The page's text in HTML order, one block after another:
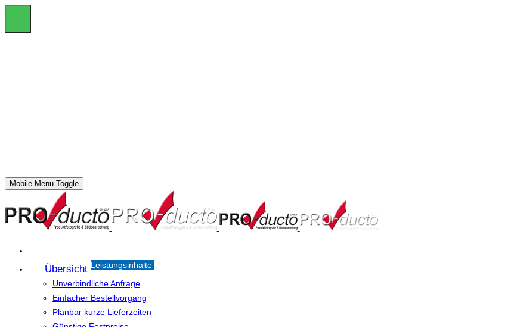
Mobile Menu Toggle
Übersicht Leistungsinhalte
Unverbindliche Anfrage
Einfacher Bestellvorgang
Planbar kurze Lieferzeiten